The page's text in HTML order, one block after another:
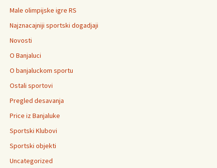
Male olimpijske igre RS
Najznacajniji sportski dogadjaji
Novosti
O Banjaluci
O banjaluckom sportu
Ostali sportovi
Pregled desavanja
Price iz Banjaluke
Sportski Klubovi
Sportski objekti
Uncategorized